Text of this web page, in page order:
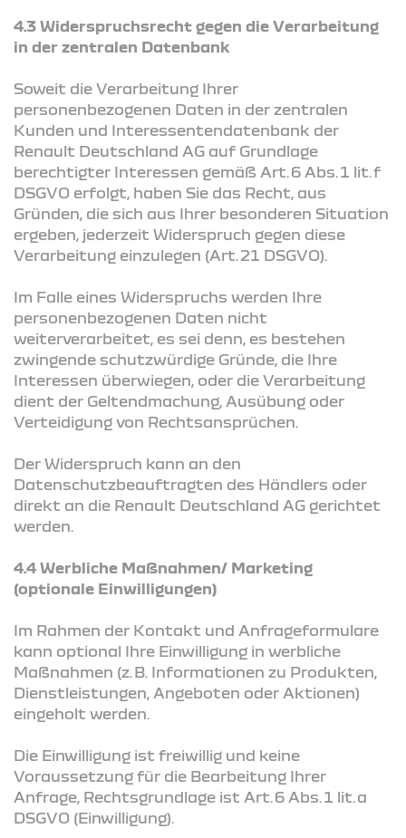
4.3 Widerspruchsrecht gegen die Verarbeitung
in der zentralen Datenbank
Soweit die Verarbeitung Ihrer
personenbezogenen Daten in der zentralen
Kunden und Interessentendatenbank der
Renault Deutschland AG auf Grundlage
berechtigter Interessen gemäß Art. 6 Abs. 1 lit. f
DSGVO erfolgt, haben Sie das Recht, aus
Gründen, die sich aus Ihrer besonderen Situation
ergeben, jederzeit Widerspruch gegen diese
Verarbeitung einzulegen (Art. 21 DSGVO).
Im Falle eines Widerspruchs werden Ihre
personenbezogenen Daten nicht
weiterverarbeitet, es sei denn, es bestehen
zwingende schutzwürdige Gründe, die Ihre
Interessen überwiegen, oder die Verarbeitung
dient der Geltendmachung, Ausübung oder
Verteidigung von Rechtsansprüchen.
Der Widerspruch kann an den
Datenschutzbeauftragten des Händlers oder
direkt an die Renault Deutschland AG gerichtet
werden.
4.4 Werbliche Maßnahmen/ Marketing
(optionale Einwilligungen)
Im Rahmen der Kontakt und Anfrageformulare
kann optional Ihre Einwilligung in werbliche
Maßnahmen (z. B. Informationen zu Produkten,
Dienstleistungen, Angeboten oder Aktionen)
eingeholt werden.
Die Einwilligung ist freiwillig und keine
Voraussetzung für die Bearbeitung Ihrer
Anfrage, Rechtsgrundlage ist Art. 6 Abs. 1 lit. a
DSGVO (Einwilligung).